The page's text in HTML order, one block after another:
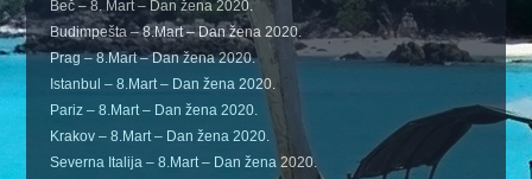
Beč – 8. Mart – Dan žena 2020.
Budimpešta – 8.Mart – Dan žena 2020.
Prag – 8.Mart – Dan žena 2020.
Istanbul – 8.Mart – Dan žena 2020.
Pariz – 8.Mart – Dan žena 2020.
Krakov – 8.Mart – Dan žena 2020.
Severna Italija – 8.Mart – Dan žena 2020.